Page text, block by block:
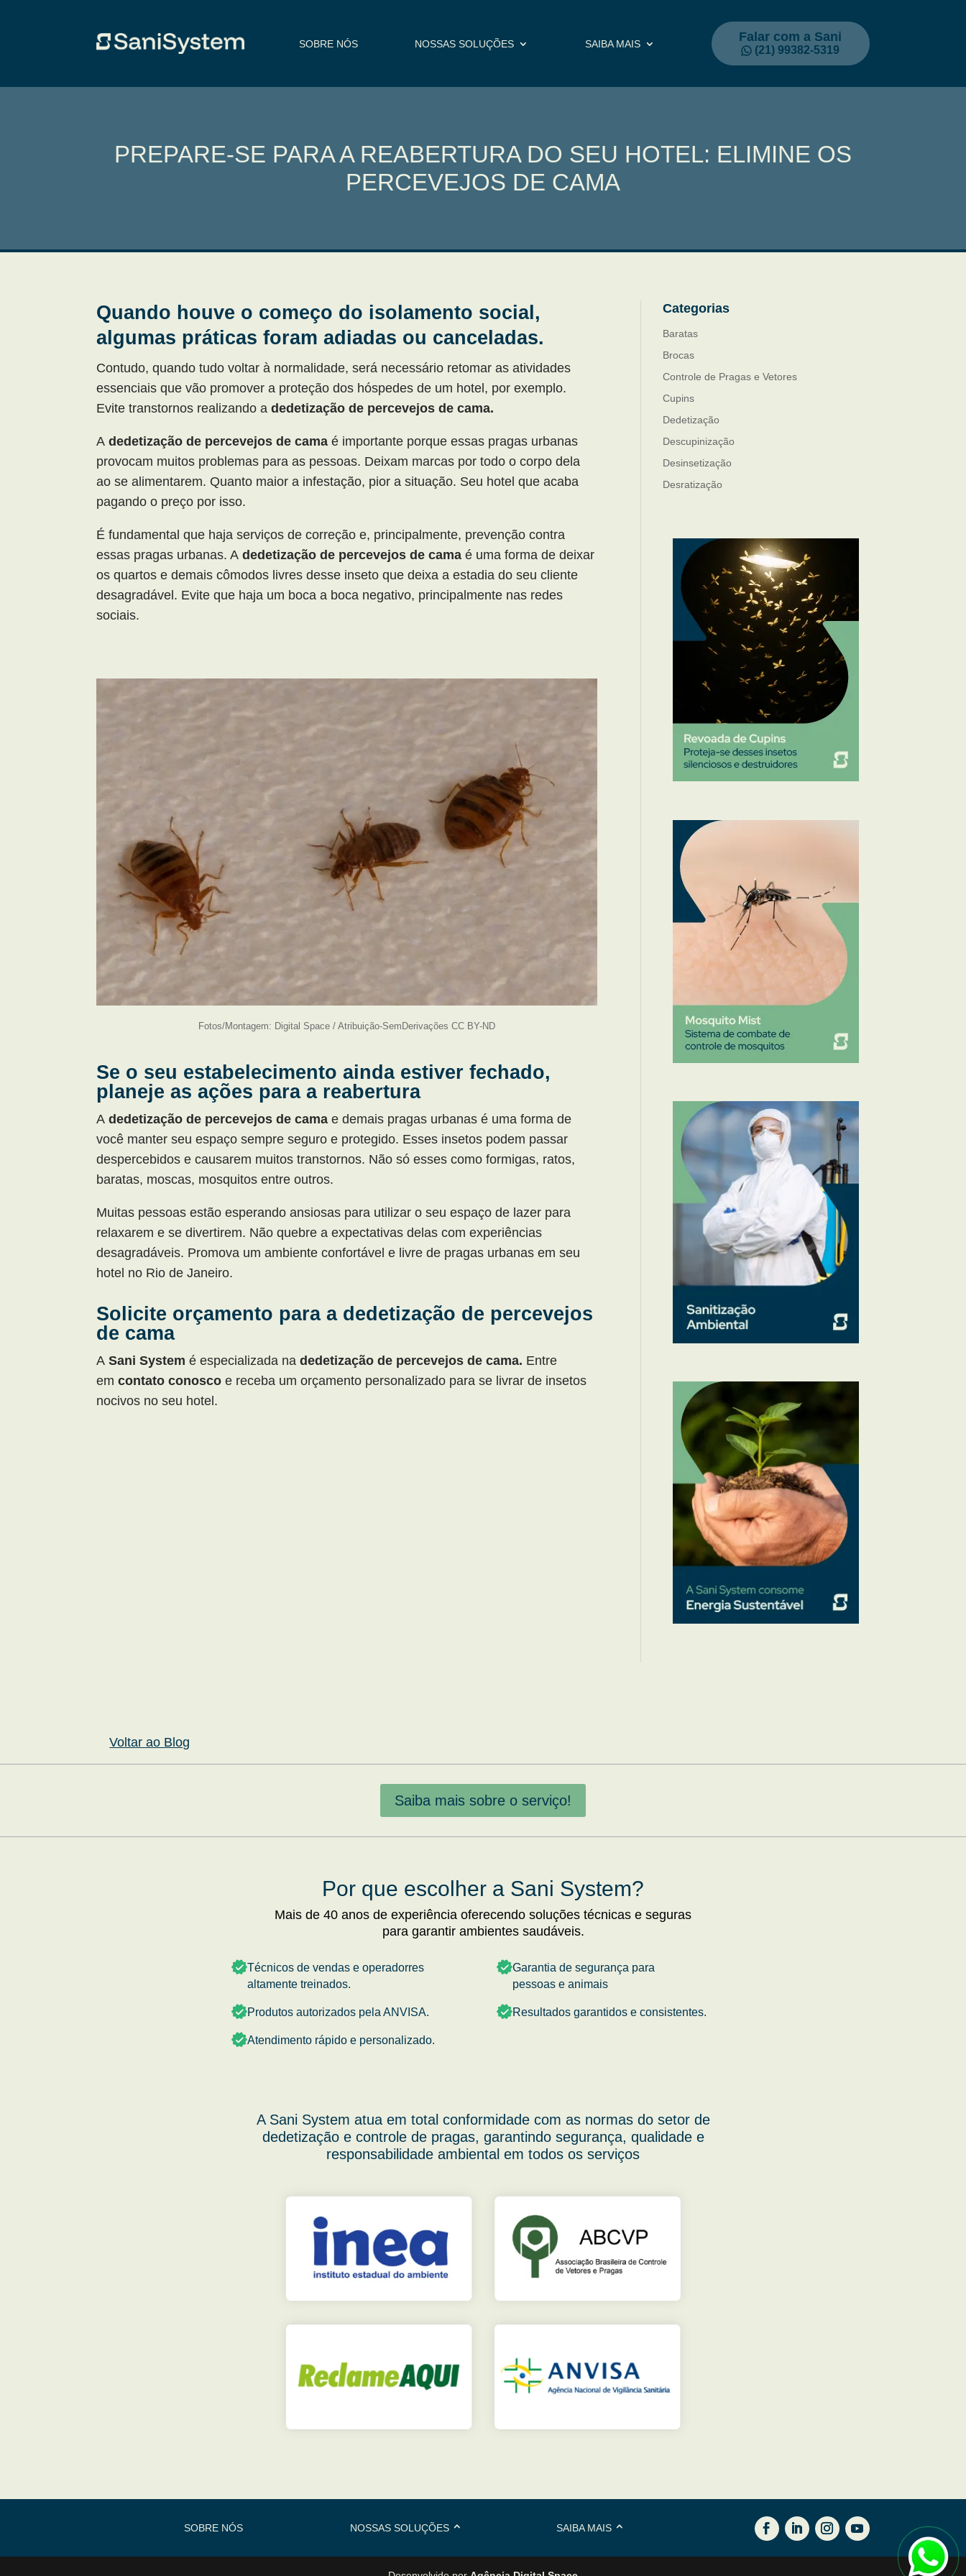
SOBRE NÓS NOSSAS SOLUÇÕES SAIBA MAIS Falar com a Sani
(21) 99382-5319
PREPARE-SE PARA A REABERTURA DO SEU HOTEL: ELIMINE OS
PERCEVEJOS DE CAMA
Quando houve o começo do isolamento social,
algumas práticas foram adiadas ou canceladas.
Contudo, quando tudo voltar à normalidade, será necessário retomar as atividades
essenciais que vão promover a proteção dos hóspedes de um hotel, por exemplo.
Evite transtornos realizando adedetização de percevejos de cama.
Adedetização de percevejos de cama é importante porque essas pragas urbanas
provocam muitos problemas para as pessoas. Deixam marcas por todo o corpo dela
ao se alimentarem. Quanto maior a infestação, pior a situação. Seu hotel que acaba
pagando o preço por isso.
É fundamental que haja serviços de correção e, principalmente, prevenção contra
essas pragas urbanas. Adedetização de percevejos de cama é uma forma de deixar
os quartos e demais cômodos livres desse inseto que deixa a estadia do seu cliente
desagradável. Evite que haja um boca a boca negativo, principalmente nas redes
sociais.
Fotos/Montagem: Digital Space / Atribuição-SemDerivações CC BY-ND
Se o seu estabelecimento ainda estiver fechado,
planeje as ações para a reabertura
Adedetização de percevejos de cama e demais pragas urbanas é uma forma de
você manter seu espaço sempre seguro e protegido. Esses insetos podem passar
despercebidos e causarem muitos transtornos. Não só esses como formigas, ratos,
baratas, moscas, mosquitos entre outros.
Muitas pessoas estão esperando ansiosas para utilizar o seu espaço de lazer para
relaxarem e se divertirem. Não quebre a expectativas delas com experiências
desagradáveis. Promova um ambiente confortável e livre de pragas urbanas em seu
hotel no Rio de Janeiro.
Solicite orçamento para a dedetização de percevejos
de cama
ASani System é especializada nadedetização de percevejos de cama. Entre
emcontato conosco e receba um orçamento personalizado para se livrar de insetos
nocivos no seu hotel.
Categorias
Baratas
Brocas
Controle de Pragas e Vetores
Cupins
Dedetização
Descupinização
Desinsetização
Desratização
Mosquitos
Percevejo de Cama
Pulgas e Carrapatos
Ratos
Sanitização
Voltar ao Blog
Saiba mais sobre o serviço!
Por que escolher a Sani System?
Mais de 40 anos de experiência oferecendo soluções técnicas e seguras
para garantir ambientes saudáveis.
Técnicos de vendas e operadorres
altamente treinados.
Produtos autorizados pela ANVISA.
Atendimento rápido e personalizado.
Garantia de segurança para
pessoas e animais
Resultados garantidos e consistentes.
A Sani System atua em total conformidade com as normas do setor de
dedetização e controle de pragas, garantindo segurança, qualidade e
responsabilidade ambiental em todos os serviços
SOBRE NÓS NOSSAS SOLUÇÕES SAIBA MAIS